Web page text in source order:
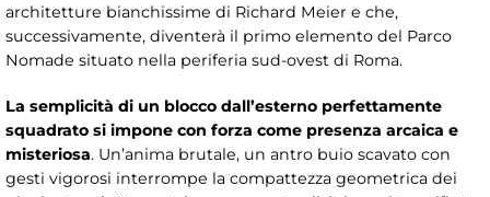
architetture bianchissime di Richard Meier e che,
successivamente, diventerà il primo elemento del Parco
Nomade situato nella periferia sud-ovest di Roma.
La semplicità di un blocco dall’esterno perfettamente
squadrato si impone con forza come presenza arcaica e
misteriosa. Un’anima brutale, un antro buio scavato con
gesti vigorosi interrompe la compattezza geometrica dei